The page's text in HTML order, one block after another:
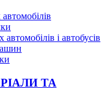
і автобусів
ТА